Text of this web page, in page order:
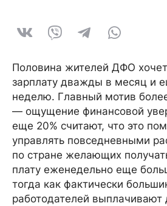
Половина жителей ДФО
зарплату дважды в месяц и
неделю. Главный мотив
— ощущение финансовой
еще 20% считают, что это
управлять повседневными
по стране желающих
плату еженедельно еще
тогда как фактически
работодателей